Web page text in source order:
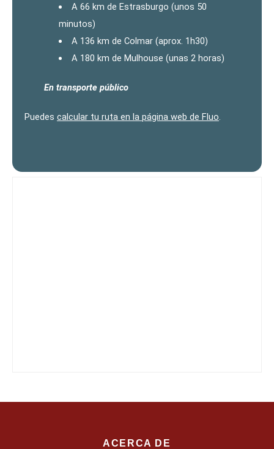
A 66 km de Estrasburgo (unos 50
minutos)
A 136 km de Colmar (aprox. 1h30)
A 180 km de Mulhouse (unas 2 horas)
En transporte público
Puedes calcular tu ruta en la página web de Fluo.
ACERCA DE